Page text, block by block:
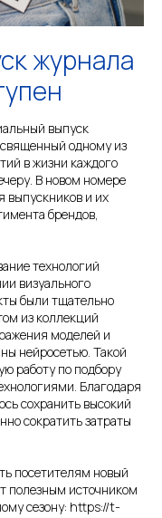
журнала
выпуск
одному из
в жизни каждого
В новом номере
выпускников и их
брендов,
технологий
визуального
были тщательно
из коллекций
моделей и
нейросетью. Такой
работу по подбору
Благодаря
сохранить высокий
сократить затраты
посетителям новый
полезным источником
сезону: https://t-